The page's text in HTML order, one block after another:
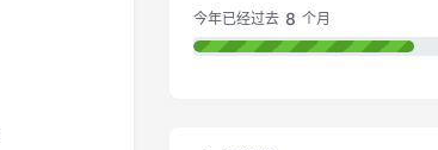
今年已经过去 8 个月